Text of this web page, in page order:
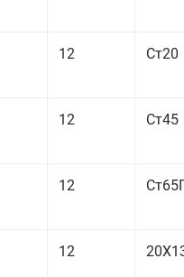
12 Ст20
12 Ст45
12
12